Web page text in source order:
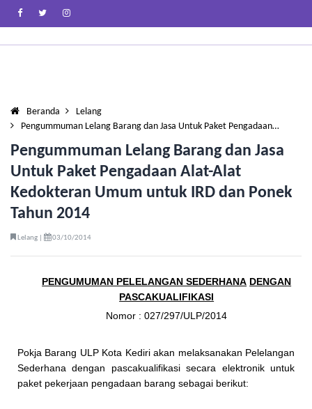
Beranda
Lelang
Pengummuman Lelang Barang dan Jasa Untuk Paket Pengadaan…
Pengummuman Lelang Barang dan Jasa
Untuk Paket Pengadaan Alat-Alat
Kedokteran Umum untuk IRD dan Ponek
Tahun 2014
Lelang | 03/10/2014
PENGUMUMAN PELELANGAN SEDERHANA DENGAN
PASCAKUALIFIKASI
Nomor : 027/297/ULP/2014
Pokja Barang ULP Kota Kediri akan melaksanakan Pelelangan
Sederhana dengan pascakualifikasi secara elektronik untuk
paket pekerjaan pengadaan barang sebagai berikut: